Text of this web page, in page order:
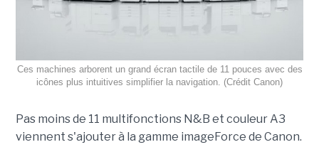
Ces machines arborent un grand écran tactile de 11 pouces avec des
icônes plus intuitives simplifier la navigation. (Crédit Canon)
Pas moins de 11 multifonctions N&B et couleur A3
viennent s'ajouter à la gamme imageForce de Canon.